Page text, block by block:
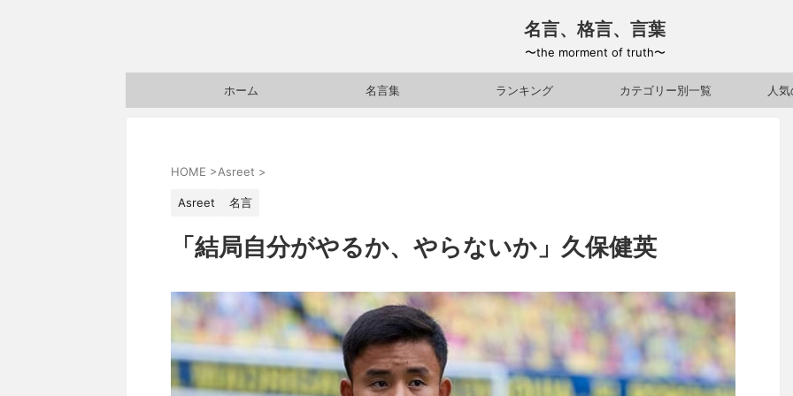
名言、格言、言葉
〜the morment of truth〜
ホーム 名言集 ランキング カテゴリー別一覧 人
HOME >Asreet >
Asreet 名言
「結局自分がやるか、やらないか」久保健英